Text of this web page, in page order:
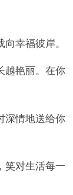
幸福彼岸。
越艳丽。在你
深情地送给你
笑对生活每一